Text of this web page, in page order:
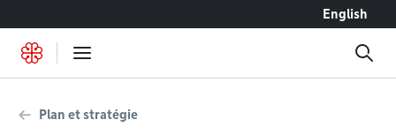
English
Plan et stratégie